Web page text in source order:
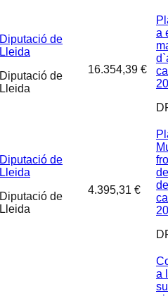
Diputació de
Lleida
Diputació de
Lleida
16.354,39 €
a
Diputació de
Lleida
Diputació de
Lleida
4.395,31 €
a